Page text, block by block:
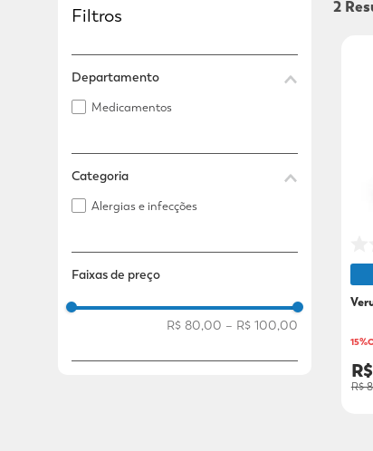
Adicional
Filtros
Departamento
Medicamentos
Categoria
Alergias e infecções
Faixas de preço
R$ 80,00 – R$ 100,00
2
R$